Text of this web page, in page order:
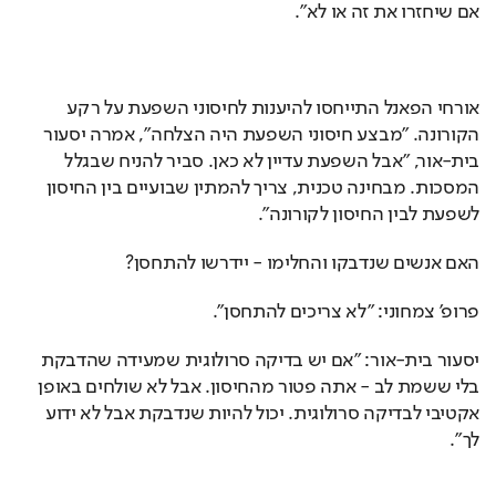
אם שיחזרו את זה או לא".
אורחי הפאנל התייחסו להיענות לחיסוני השפעת על רקע
הקורונה. "מבצע חיסוני השפעת היה הצלחה", אמרה יסעור
בית-אור, "אבל השפעת עדיין לא כאן. סביר להניח שבגלל
המסכות. מבחינה טכנית, צריך להמתין שבועיים בין החיסון
לשפעת לבין החיסון לקורונה".
האם אנשים שנדבקו והחלימו - יידרשו להתחסן?
פרופ' צמחוני: "לא צריכים להתחסן".
יסעור בית-אור: "אם יש בדיקה סרולוגית שמעידה שהדבקת
בלי ששמת לב - אתה פטור מהחיסון. אבל לא שולחים באופן
אקטיבי לבדיקה סרולוגית. יכול להיות שנדבקת אבל לא ידוע
לך".